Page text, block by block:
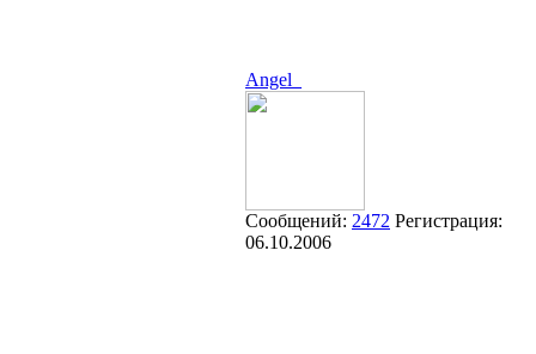
Angel_
Сообщений: 2472 Регистрация:
06.10.2006